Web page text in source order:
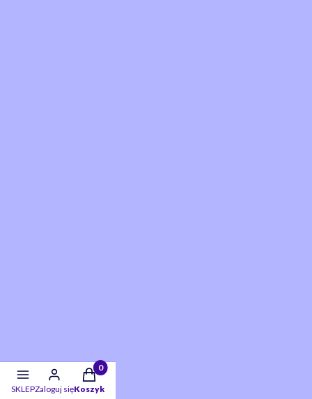
SKLEPZaloguj się
Twoje skarby w koszyku:: 0. Zobacz szczegóły
Koszyk